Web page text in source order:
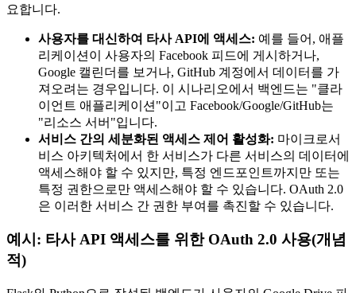
요합니다.
사용자를 대신하여 타사 API에 액세스: 예를 들어, 애플
리케이션이 사용자의 Facebook 피드에 게시하거나,
Google 캘린더를 보거나, GitHub 계정에서 데이터를 가
져오려는 경우입니다. 이 시나리오에서 백엔드는 "클라
이언트 애플리케이션"이고 Facebook/Google/GitHub는
"리소스 서버"입니다.
서비스 간의 세분화된 액세스 제어 활성화: 마이크로서
비스 아키텍처에서 한 서비스가 다른 서비스의 데이터에
액세스해야 할 수 있지만, 특정 엔드포인트까지만 또는
특정 권한으로만 액세스해야 할 수 있습니다. OAuth 2.0
은 이러한 서비스 간 권한 부여를 촉진할 수 있습니다.
예시: 타사 API 액세스를 위한 OAuth 2.0 사용(개념
적)